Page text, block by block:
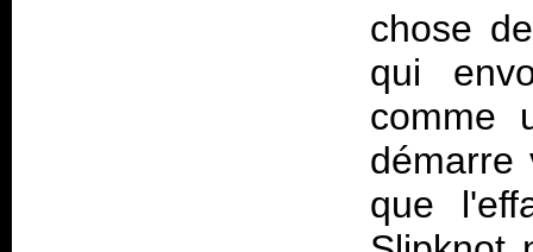
chose
qui
comme
démarre
que